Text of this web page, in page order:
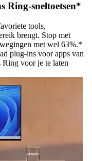
Ring-sneltoetsen*
tools,
brengt. Stop met
met wel 63%.*
plug-ins voor apps van
voor je te laten